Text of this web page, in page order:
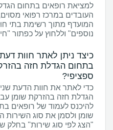
למציאת רופאים בתחום
העובדים במרכז רפואי
המועדף מתוך רשימת בתי
נוספים" וללחוץ על כפתור
כיצד ניתן לאתר חוות
בתחום הגדלת חזה
ספציפי?
כדי לאתר את חוות הדעת
הגדלת חזה בהזרקת שומן
להיכנס לעמוד של רופאים
שומן ולסמן את סוג
"הצג לפי סוג שירות" בחלק